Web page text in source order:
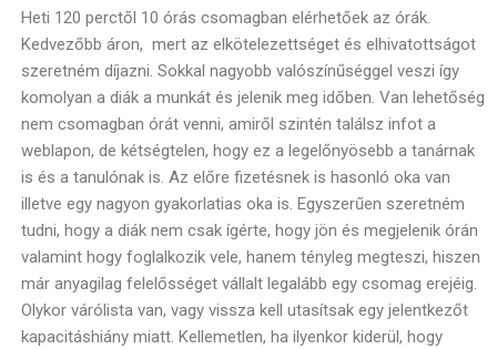
Heti 120 perctől 10 órás csomagban elérhetőek az órák.
Kedvezőbb áron, mert az elkötelezettséget és elhivatottságot
szeretném díjazni. Sokkal nagyobb valószínűséggel veszi így
komolyan a diák a munkát és jelenik meg időben. Van lehetőség
nem csomagban órát venni, amiről szintén találsz infot a
weblapon, de kétségtelen, hogy ez a legelőnyösebb a tanárnak
is és a tanulónak is. Az előre fizetésnek is hasonló oka van
illetve egy nagyon gyakorlatias oka is. Egyszerűen szeretném
tudni, hogy a diák nem csak ígérte, hogy jön és megjelenik órán
valamint hogy foglalkozik vele, hanem tényleg megteszi, hiszen
már anyagilag felelősséget vállalt legalább egy csomag erejéig.
Olykor várólista van, vagy vissza kell utasítsak egy jelentkezőt
kapacitáshiány miatt. Kellemetlen, ha ilyenkor kiderül, hogy